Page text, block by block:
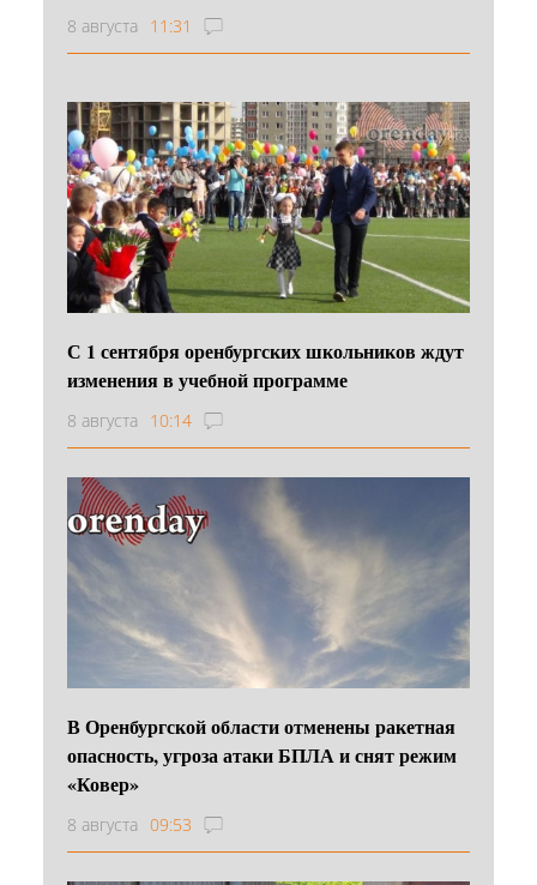
8 августа 11:31
С 1 сентября оренбургских школьников ждут
изменения в учебной программе
8 августа 10:14
В Оренбургской области отменены ракетная
опасность, угроза атаки БПЛА и снят режим
«Ковер»
8 августа 09:53